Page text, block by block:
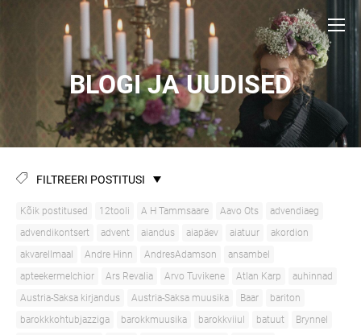
BLOGI JA UUDISED
FILTREERI POSTITUSI
Kõik postitused 12tooli A H Tammsaare Aavo Ots
advendiaeg
advendikontsert
advent aiandus aiapäev aiatuur
akordion
akvarellmaal
Andre Hinn AndresAdamson
ansambel
apteekermelchior
Ars Revalia Arvo Tuvikene Atlan Karp
auhinnad
Austria-Saksa kirjandus
Austria-Saksa muusika Baar
bariton
barokkkohtubjazziga
barokkmuusika barokkviiul batuut
Brynnel